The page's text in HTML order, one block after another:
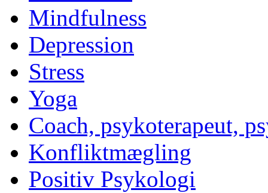
Mindfulness
Depression
Stress
Yoga
Coach, psykoterapeut,
Konfliktmægling
Positiv Psykologi